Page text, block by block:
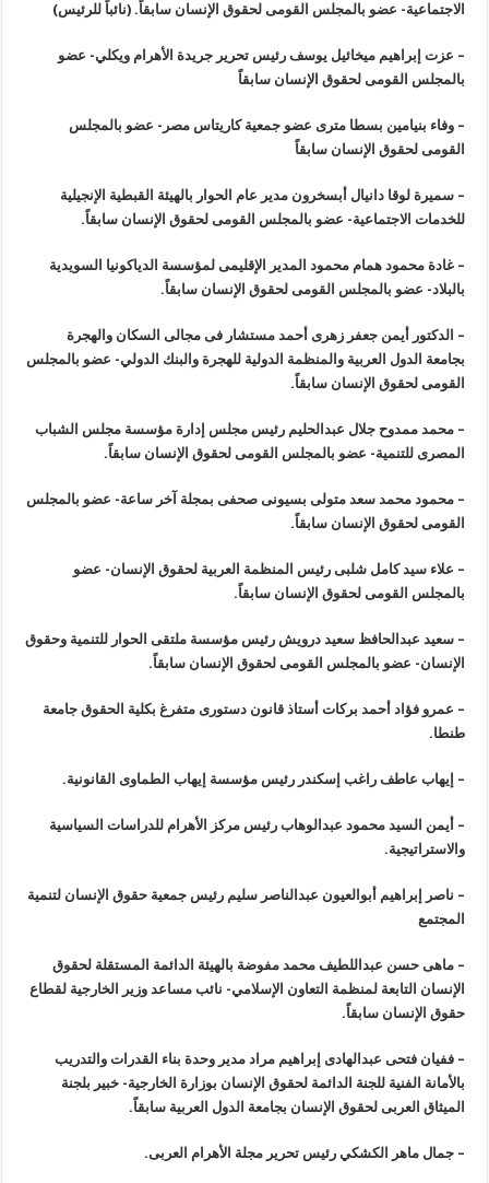
الاجتماعية- عضو بالمجلس القومى لحقوق الإنسان سابقاً. (نائباً للرئيس)
– عزت إبراهيم ميخائيل يوسف رئيس تحرير جريدة الأهرام ويكلي- عضو
بالمجلس القومى لحقوق الإنسان سابقاً
–وفاء بنيامين بسطا مترى عضو جمعية كاريتاس مصر- عضو بالمجلس
القومى لحقوق الإنسان سابقاً
–سميرة لوقا دانيال أبسخرون مدير عام الحوار بالهيئة القبطية الإنجيلية
للخدمات الاجتماعية- عضو بالمجلس القومى لحقوق الإنسان سابقاً.
–غادة محمود همام محمود المدير الإقليمى لمؤسسة الدياكونيا السويدية
بالبلاد- عضو بالمجلس القومى لحقوق الإنسان سابقاً.
– الدكتور أيمن جعفر زهرى أحمد مستشار فى مجالى السكان والهجرة
بجامعة الدول العربية والمنظمة الدولية للهجرة والبنك الدولي- عضو بالمجلس
القومى لحقوق الإنسان سابقاً.
–محمد ممدوح جلال عبدالحليم رئيس مجلس إدارة مؤسسة مجلس الشباب
المصرى للتنمية- عضو بالمجلس القومى لحقوق الإنسان سابقاً.
–محمود محمد سعد متولى بسيونى صحفى بمجلة آخر ساعة- عضو بالمجلس
القومى لحقوق الإنسان سابقاً.
– علاء سيد كامل شلبى رئيس المنظمة العربية لحقوق الإنسان- عضو
بالمجلس القومى لحقوق الإنسان سابقاً.
–سعيد عبدالحافظ سعيد درويش رئيس مؤسسة ملتقى الحوار للتنمية وحقوق
الإنسان- عضو بالمجلس القومى لحقوق الإنسان سابقاً.
– عمرو فؤاد أحمد بركات أستاذ قانون دستورى متفرغ بكلية الحقوق جامعة
طنطا.
– إيهاب عاطف راغب إسكندر رئيس مؤسسة إيهاب الطماوى القانونية.
– أيمن السيد محمود عبدالوهاب رئيس مركز الأهرام للدراسات السياسية
والاستراتيجية.
– ناصر إبراهيم أبوالعيون عبدالناصر سليم رئيس جمعية حقوق الإنسان لتنمية
المجتمع
–ماهى حسن عبداللطيف محمد مفوضة بالهيئة الدائمة المستقلة لحقوق
الإنسان التابعة لمنظمة التعاون الإسلامي- نائب مساعد وزير الخارجية لقطاع
حقوق الإنسان سابقاً.
–ففيان فتحى عبدالهادى إبراهيم مراد مدير وحدة بناء القدرات والتدريب
بالأمانة الفنية للجنة الدائمة لحقوق الإنسان بوزارة الخارجية- خبير بلجنة
الميثاق العربى لحقوق الإنسان بجامعة الدول العربية سابقاً.
–جمال ماهر الكشكي رئيس تحرير مجلة الأهرام العربى.